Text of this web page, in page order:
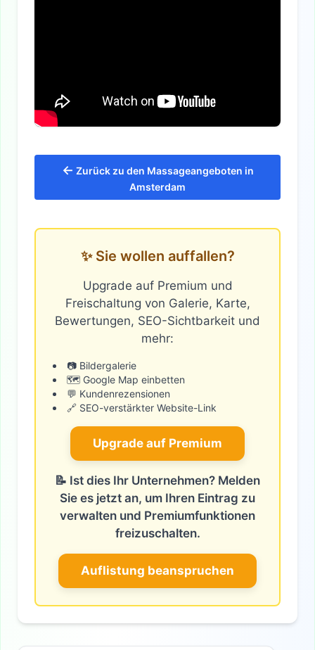
← Zurück zu den Massageangeboten in
Amsterdam
✨ Sie wollen auffallen?
Upgrade auf Premium und
Freischaltung von Galerie, Karte,
Bewertungen, SEO-Sichtbarkeit und
mehr:
📷 Bildergalerie
🗺️ Google Map einbetten
💬 Kundenrezensionen
🔗 SEO-verstärkter Website-Link
Upgrade auf Premium
📝 Ist dies Ihr Unternehmen? Melden
Sie es jetzt an, um Ihren Eintrag zu
verwalten und Premiumfunktionen
freizuschalten.
Auflistung beanspruchen